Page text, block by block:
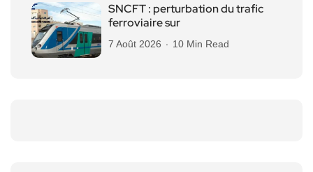
SNCFT : perturbation du trafic
ferroviaire sur
7 Août 2026 10 Min Read